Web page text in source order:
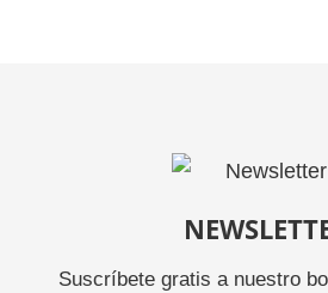
Suscríbete gratis a nuestro